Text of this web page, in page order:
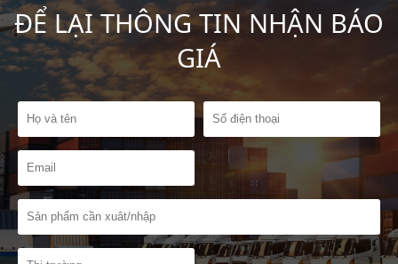
ĐỂ LẠI THÔNG TIN NHẬN BÁO
GIÁ